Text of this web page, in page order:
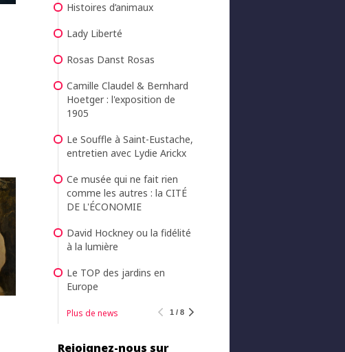
Histoires d’animaux
Lady Liberté
Rosas Danst Rosas
Camille Claudel & Bernhard
Hoetger : l'exposition de
1905
Le Souffle à Saint-Eustache,
entretien avec Lydie Arickx
Ce musée qui ne fait rien
comme les autres : la CITÉ
DE L'ÉCONOMIE
David Hockney ou la fidélité
à la lumière
Le TOP des jardins en
Europe
Plus de news 1 / 8
Rejoignez-nous sur